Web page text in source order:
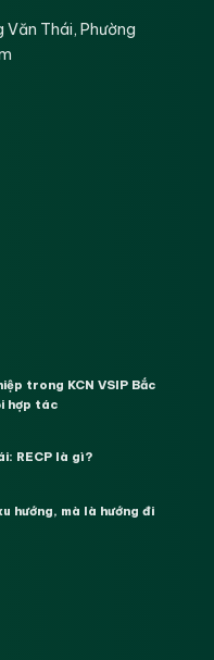
Văn Thái, Phường
trong KCN VSIP Bắc
hợp tác
RECP là gì?
hướng, mà là hướng đi